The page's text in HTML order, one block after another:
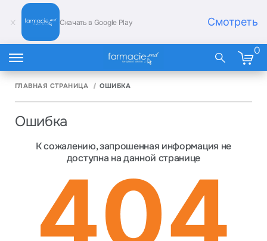
Скачать в Google Play Смотреть
0
ГЛАВНАЯ СТРАНИЦА ОШИБКА
Ошибка
К сожалению, запрошенная информация не
доступна на данной странице